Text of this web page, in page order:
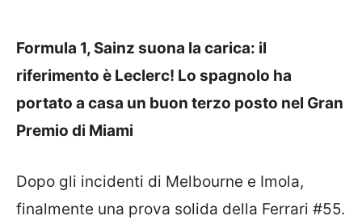
Formula 1, Sainz suona la carica: il
riferimento è Leclerc! Lo spagnolo ha
portato a casa un buon terzo posto nel Gran
Premio di Miami
Dopo gli incidenti di Melbourne e Imola,
finalmente una prova solida della Ferrari #55.